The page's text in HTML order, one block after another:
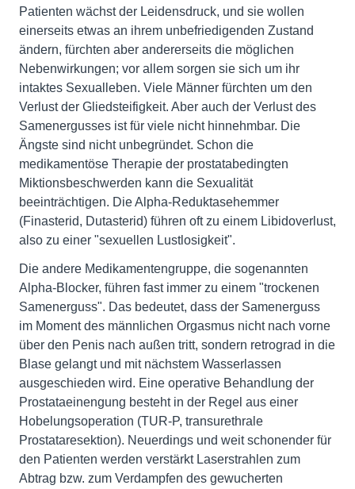
Patienten wächst der Leidensdruck, und sie wollen
einerseits etwas an ihrem unbefriedigenden Zustand
ändern, fürchten aber andererseits die möglichen
Nebenwirkungen; vor allem sorgen sie sich um ihr
intaktes Sexualleben. Viele Männer fürchten um den
Verlust der Gliedsteifigkeit. Aber auch der Verlust des
Samenergusses ist für viele nicht hinnehmbar. Die
Ängste sind nicht unbegründet. Schon die
medikamentöse Therapie der prostatabedingten
Miktionsbeschwerden kann die Sexualität
beeinträchtigen. Die Alpha-Reduktasehemmer
(Finasterid, Dutasterid) führen oft zu einem Libidoverlust,
also zu einer "sexuellen Lustlosigkeit".
Die andere Medikamentengruppe, die sogenannten
Alpha-Blocker, führen fast immer zu einem "trockenen
Samenerguss". Das bedeutet, dass der Samenerguss
im Moment des männlichen Orgasmus nicht nach vorne
über den Penis nach außen tritt, sondern retrograd in die
Blase gelangt und mit nächstem Wasserlassen
ausgeschieden wird. Eine operative Behandlung der
Prostataeinengung besteht in der Regel aus einer
Hobelungsoperation (TUR-P, transurethrale
Prostataresektion). Neuerdings und weit schonender für
den Patienten werden verstärkt Laserstrahlen zum
Abtrag bzw. zum Verdampfen des gewucherten